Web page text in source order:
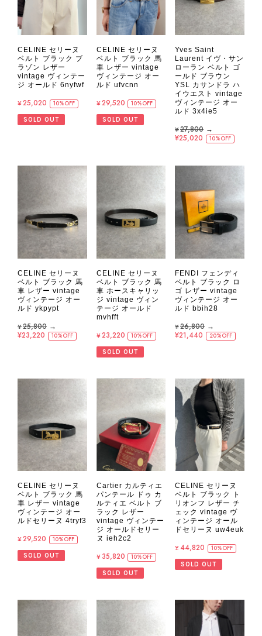
CELINE セリーヌ
ベルト ブラック ブ
ラゾン レザー
vintage ヴィンテー
ジ オールド 6nyfwf
¥25,020 10%OFF
SOLD OUT
CELINE セリーヌ
ベルト ブラック 馬
車 レザー vintage
ヴィンテージ オー
ルド ufvcnn
¥29,520 10%OFF
SOLD OUT
Yves Saint
Laurent イヴ・サン
ローラン ベルト ゴ
ールド ブラウン
YSL カサンドラ ハ
イウエスト vintage
ヴィンテージ オー
ルド 3x4ie5
¥27,800 →
¥25,020
10%OFF
CELINE セリーヌ
ベルト ブラック 馬
車 レザー vintage
ヴィンテージ オー
ルド ykpypt
¥25,800 →
¥23,220
10%OFF
CELINE セリーヌ
ベルト ブラック 馬
車 ホースキャリッ
ジ vintage ヴィン
テージ オールド
mvhfft
¥23,220 10%OFF
SOLD OUT
FENDI フェンディ
ベルト ブラック ロ
ゴ レザー vintage
ヴィンテージ オー
ルド bbih28
¥26,800 →
¥21,440
20%OFF
CELINE セリーヌ
ベルト ブラック 馬
車 レザー vintage
ヴィンテージ オー
ルドセリーヌ 4tryf3
¥29,520 10%OFF
SOLD OUT
Cartier カルティエ
パンテール ドゥ カ
ルティエ ベルト ブ
ラック レザー
vintage ヴィンテー
ジ オールドセリー
ヌ ieh2c2
¥35,820 10%OFF
SOLD OUT
CELINE セリーヌ
ベルト ブラック ト
リオンフ レザー チ
ェック vintage ヴ
ィンテージ オール
ドセリーヌ uw4euk
¥44,820 10%OFF
SOLD OUT